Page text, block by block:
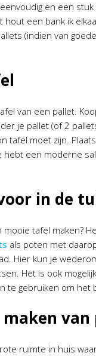
en een stuk
hout een bank ik
(indien van
van een pallet.
je pallet (of 2
tafel moet zijn.
hebt een moderne
in de
tafel maken?
als poten met
Hier kun je
Het is ook
te gebruiken om het
maken
ruimte in huis